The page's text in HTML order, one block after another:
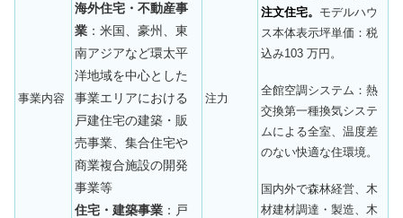
事業内容
海外住宅・不動産事
業 ：米国、豪州、東
南アジアなど環太平
洋地域を中心とした
事業エリアにおける
戸建住宅の建築・販
売事業、集合住宅や
商業複合施設の開発
事業等
住宅・建築事業 ：戸
注力
注文住宅。 モデルハウ
ス本体表示坪単価：税
込み103 万円。
全館空調システム：熱
交換第一種換気システ
ムによる全室、温度差
のない快適な住環境。
国内外で森林経営、木
材建材調達・製造、木